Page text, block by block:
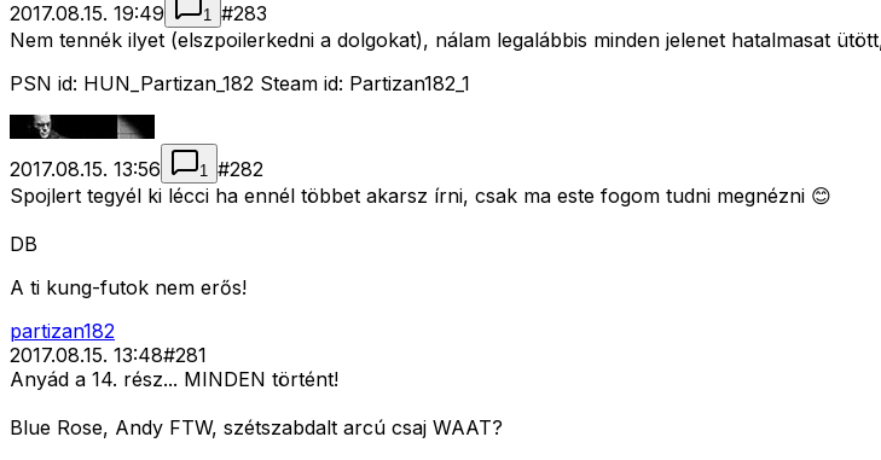
2017.08.15. 19:49
1 #283
Nem tennék ilyet (elszpoilerkedni a dolgokat), nálam legalábbis minden jelenet hatalmasat
PSN id: HUN_Partizan_182 Steam id: Partizan182_1
2017.08.15. 13:56 1 #282
Spojlert tegyél ki lécci ha ennél többet akarsz írni, csak ma este fogom tudni megnézni 😊
DB
A ti kung-futok nem erős!
partizan182
2017.08.15. 13:48#281
Anyád a 14. rész... MINDEN történt!
Blue Rose, Andy FTW, szétszabdalt arcú csaj WAAT?